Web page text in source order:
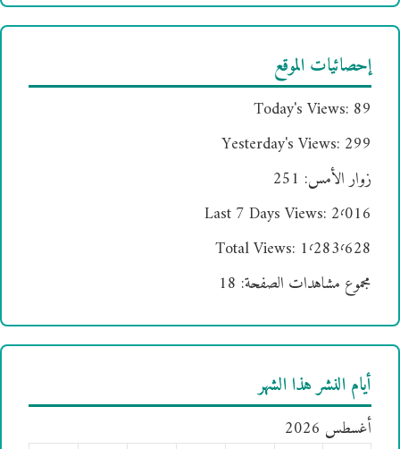
إحصائيات الموقع
Today's Views: 89
Yesterday's Views: 299
زوار الأمس: 251
Last 7 Days Views: 2٬016
Total Views: 1٬283٬628
مجموع مشاهدات الصفحة: 18
أيام النشر هذا الشهر
أغسطس 2026